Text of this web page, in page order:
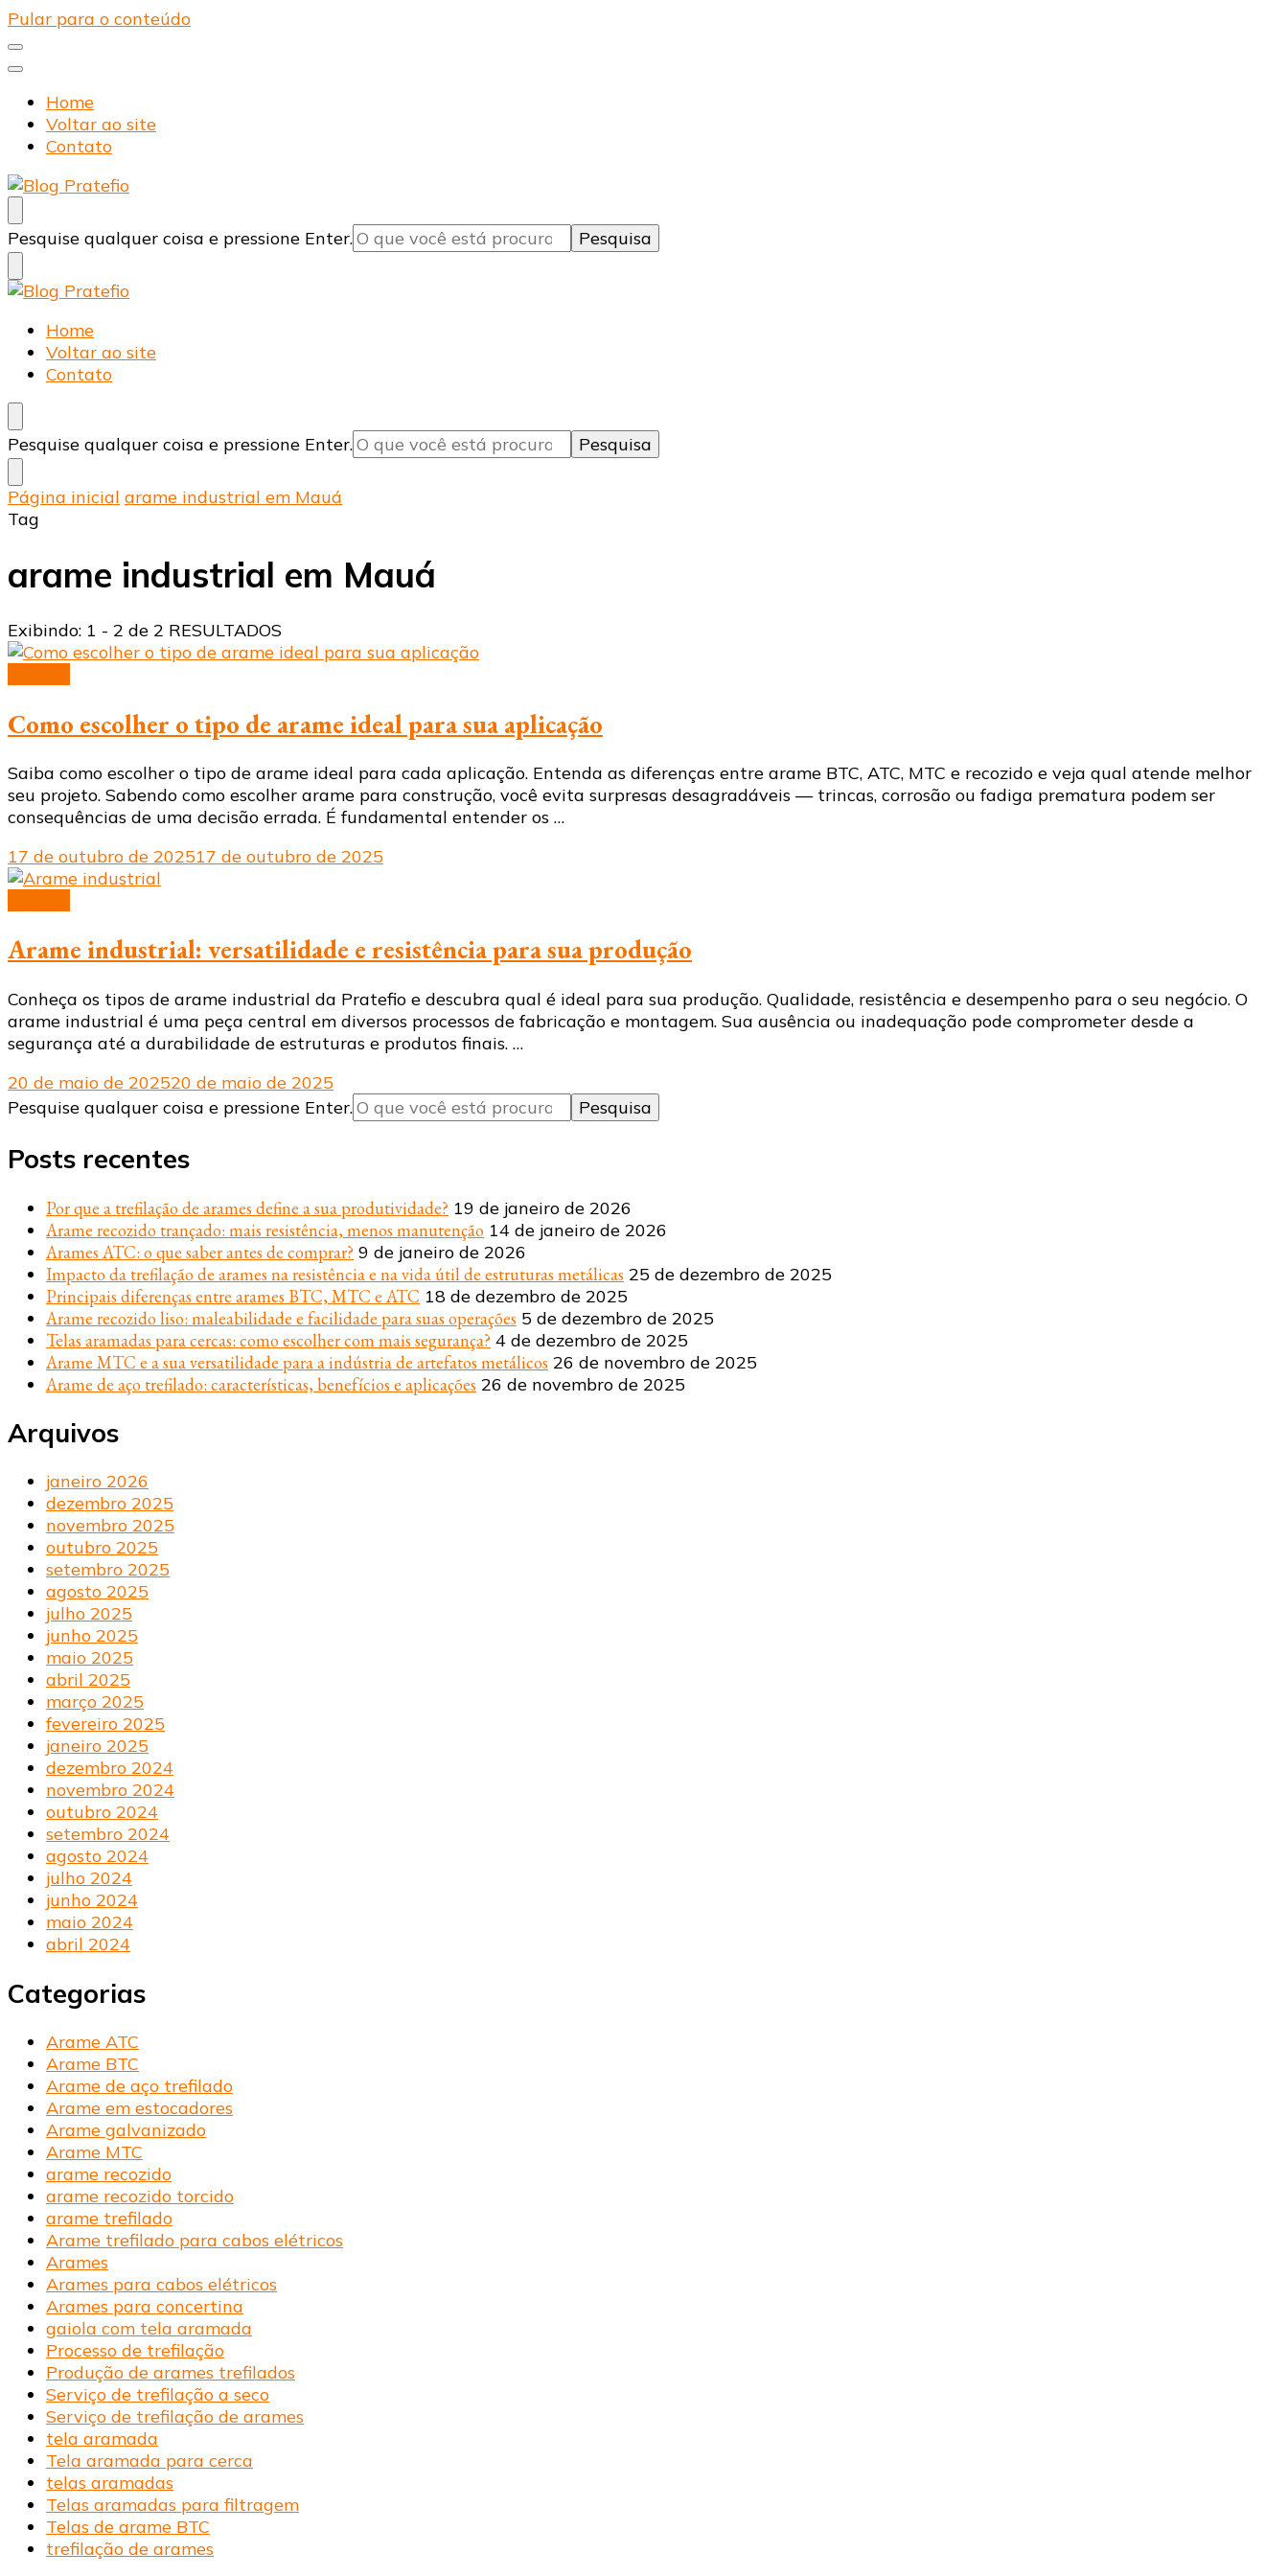
Pular para o conteúdo
Home
Voltar ao site
Contato
Blog Pratefio
Arames e Telas de Qualidade
Procurando
algo?
Pesquise qualquer coisa e pressione Enter.
Blog Pratefio
Arames e Telas de Qualidade
Home
Voltar ao site
Contato
Procurando
algo?
Pesquise qualquer coisa e pressione Enter.
Página inicial arame industrial em Mauá
Tag
arame industrial em Mauá
Exibindo: 1 - 2 de 2 RESULTADOS
Como escolher o tipo de arame ideal para sua aplicação
Saiba como escolher o tipo de arame ideal para cada aplicação. Entenda as diferenças entre arame BTC, ATC, MTC e recozido e veja qual atende melhor
seu projeto. Sabendo como escolher arame para construção, você evita surpresas desagradáveis — trincas, corrosão ou fadiga prematura podem ser
consequências de uma decisão errada. É fundamental entender os …
17 de outubro de 202517 de outubro de 2025
Arame industrial: versatilidade e resistência para sua produção
Conheça os tipos de arame industrial da Pratefio e descubra qual é ideal para sua produção. Qualidade, resistência e desempenho para o seu negócio. O
arame industrial é uma peça central em diversos processos de fabricação e montagem. Sua ausência ou inadequação pode comprometer desde a
segurança até a durabilidade de estruturas e produtos finais. …
20 de maio de 202520 de maio de 2025
Procurando
Pesquise qualquer coisa e pressione Enter.
Posts recentes
Por que a trefilação de arames define a sua produtividade? 19 de janeiro de 2026
Arame recozido trançado: mais resistência, menos manutenção 14 de janeiro de 2026
Arames ATC: o que saber antes de comprar? 9 de janeiro de 2026
Impacto da trefilação de arames na resistência e na vida útil de estruturas metálicas 25 de dezembro de 2025
Principais diferenças entre arames BTC, MTC e ATC 18 de dezembro de 2025
Arame recozido liso: maleabilidade e facilidade para suas operações 5 de dezembro de 2025
Telas aramadas para cercas: como escolher com mais segurança? 4 de dezembro de 2025
Arame MTC e a sua versatilidade para a indústria de artefatos metálicos 26 de novembro de 2025
Arame de aço trefilado: características, benefícios e aplicações 26 de novembro de 2025
Arquivos
janeiro 2026
dezembro 2025
novembro 2025
outubro 2025
setembro 2025
agosto 2025
julho 2025
junho 2025
maio 2025
abril 2025
março 2025
fevereiro 2025
janeiro 2025
dezembro 2024
novembro 2024
outubro 2024
setembro 2024
agosto 2024
julho 2024
junho 2024
maio 2024
abril 2024
Categorias
Arame ATC
Arame BTC
Arame de aço trefilado
Arame em estocadores
Arame galvanizado
Arame MTC
arame recozido
arame recozido torcido
arame trefilado
Arame trefilado para cabos elétricos
Arames
Arames para cabos elétricos
Arames para concertina
gaiola com tela aramada
Processo de trefilação
Produção de arames trefilados
Serviço de trefilação a seco
Serviço de trefilação de arames
tela aramada
Tela aramada para cerca
telas aramadas
Telas aramadas para filtragem
Telas de arame BTC
trefilação de arames